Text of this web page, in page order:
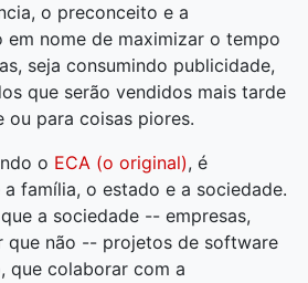
o preconceito e a
nome de maximizar o tempo
seja consumindo publicidade,
que serão vendidos mais tarde
ou para coisas piores.
o ECA (o original), é
família, o estado e a sociedade.
a sociedade -- empresas,
que não -- projetos de software
que colaborar com a